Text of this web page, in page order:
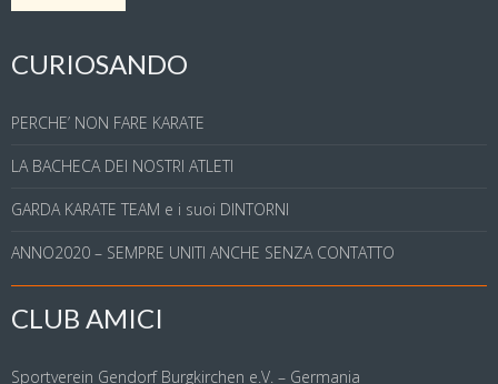
CURIOSANDO
PERCHE’ NON FARE KARATE
LA BACHECA DEI NOSTRI ATLETI
GARDA KARATE TEAM e i suoi DINTORNI
ANNO2020 – SEMPRE UNITI ANCHE SENZA CONTATTO
CLUB AMICI
Sportverein Gendorf Burgkirchen e.V. – Germania